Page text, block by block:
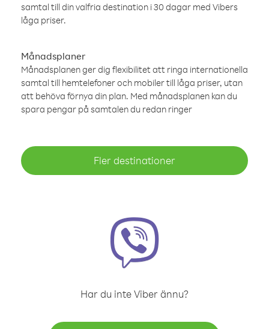
samtal till din valfria destination i 30 dagar med Vibers
låga priser.
Månadsplaner
Månadsplanen ger dig flexibilitet att ringa internationella
samtal till hemtelefoner och mobiler till låga priser, utan
att behöva förnya din plan. Med månadsplanen kan du
spara pengar på samtalen du redan ringer
Fler destinationer
Har du inte Viber ännu?